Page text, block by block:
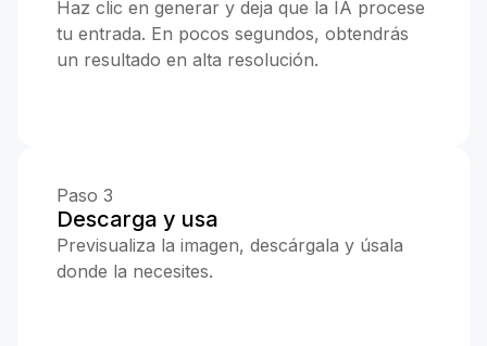
Haz clic en generar y deja que la IA procese
tu entrada. En pocos segundos, obtendrás
un resultado en alta resolución.
Paso 3
Descarga y usa
Previsualiza la imagen, descárgala y úsala
donde la necesites.